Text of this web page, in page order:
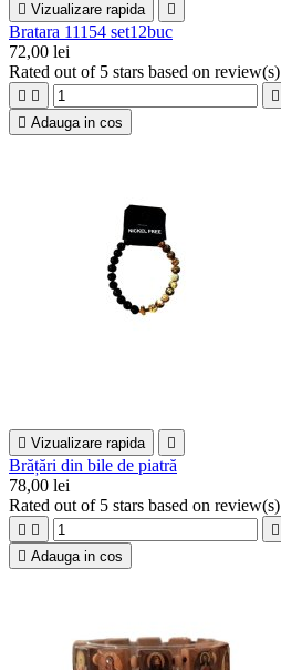
 Vizualizare rapida 
Bratara 11154 set12buc
72,00 lei
Rated out of 5 stars based on review(s)
  
 Adauga in cos
 Vizualizare rapida 
Brățări din bile de piatră
78,00 lei
Rated out of 5 stars based on review(s)
  
 Adauga in cos